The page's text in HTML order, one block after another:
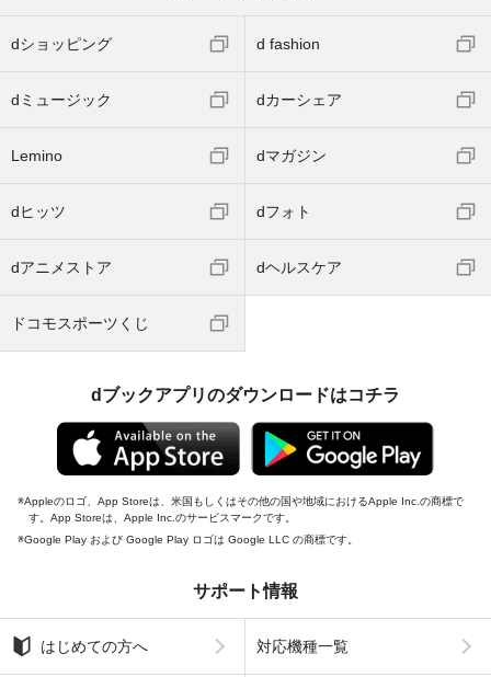
dショッピング d fashion
dミュージック dカーシェア
Lemino dマガジン
dヒッツ dフォト
dアニメストア dヘルスケア
ドコモスポーツくじ
dブックアプリのダウンロードはコチラ
Appleのロゴ、App Storeは、米国もしくはその他の国や地域におけるApple Inc.の商標で
す。App Storeは、Apple Inc.のサービスマークです。
Google Play および Google Play ロゴは Google LLC の商標です。
サポート情報
はじめての方へ 対応機種一覧